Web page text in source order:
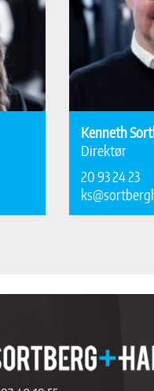
Kenneth
Direktør
20 93 24 23